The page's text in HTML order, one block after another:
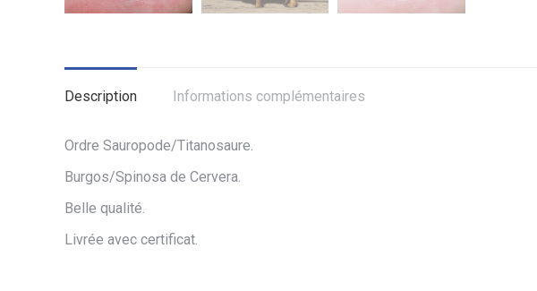
Description Informations complémentaires
Ordre Sauropode/Titanosaure.
Burgos/Spinosa de Cervera.
Belle qualité.
Livrée avec certificat.